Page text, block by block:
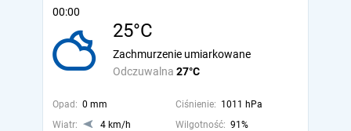
00:00
25°C
Odczuwalna 27°C
Zachmurzenie umiarkowane
Opad: 0 mm Ciśnienie: 1011 hPa
Wiatr:
4 km/h Wilgotność: 91%